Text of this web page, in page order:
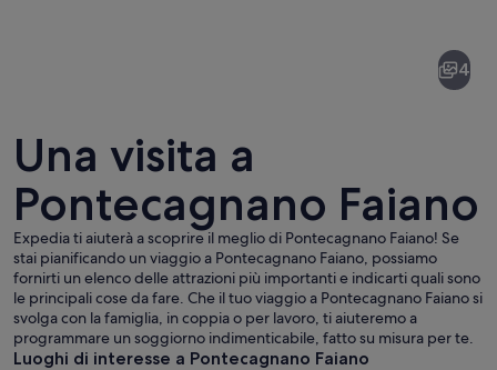
Una pittoresca località costiera con
4
Una visita a
Pontecagnano Faiano
Expedia ti aiuterà a scoprire il meglio di Pontecagnano Faiano! Se
stai pianificando un viaggio a Pontecagnano Faiano, possiamo
fornirti un elenco delle attrazioni più importanti e indicarti quali sono
le principali cose da fare. Che il tuo viaggio a Pontecagnano Faiano si
svolga con la famiglia, in coppia o per lavoro, ti aiuteremo a
programmare un soggiorno indimenticabile, fatto su misura per te.
Luoghi di interesse a Pontecagnano Faiano